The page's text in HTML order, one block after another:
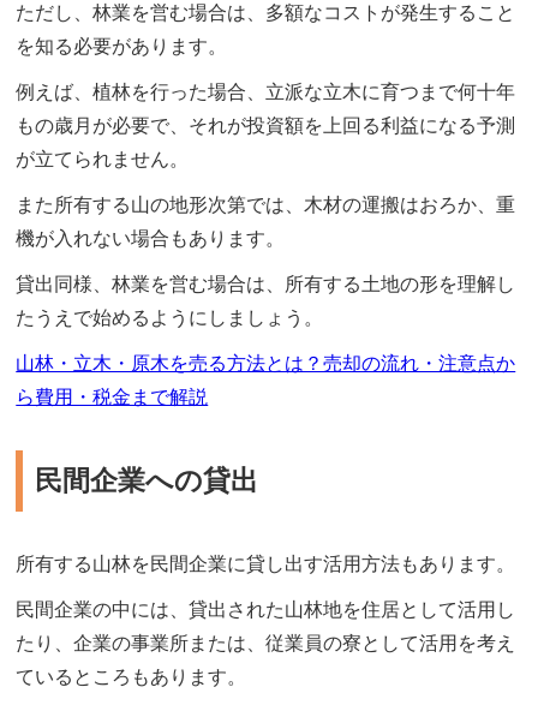
ただし、林業を営む場合は、多額なコストが発生すること
を知る必要があります。
例えば、植林を行った場合、立派な立木に育つまで何十年
もの歳月が必要で、それが投資額を上回る利益になる予測
が立てられません。
また所有する山の地形次第では、木材の運搬はおろか、重
機が入れない場合もあります。
貸出同様、林業を営む場合は、所有する土地の形を理解し
たうえで始めるようにしましょう。
山林・立木・原木を売る方法とは？売却の流れ・注意点か
ら費用・税金まで解説
民間企業への貸出
所有する山林を民間企業に貸し出す活用方法もあります。
民間企業の中には、貸出された山林地を住居として活用し
たり、企業の事業所または、従業員の寮として活用を考え
ているところもあります。